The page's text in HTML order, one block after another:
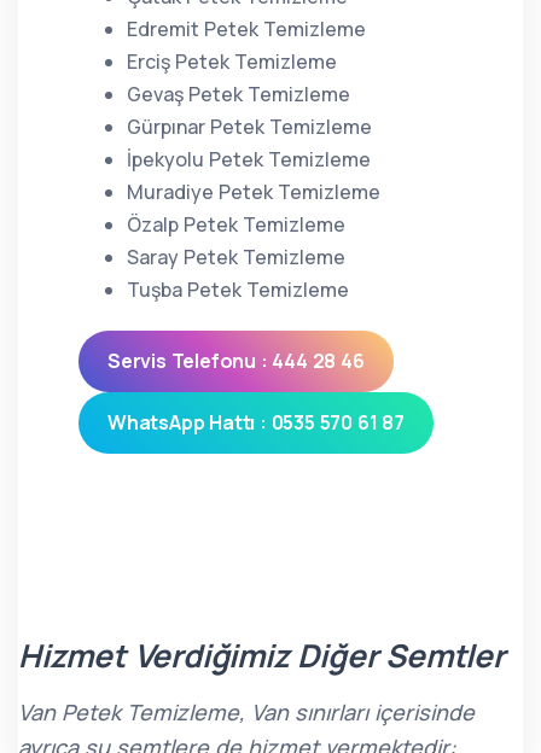
Edremit Petek Temizleme
Erciş Petek Temizleme
Gevaş Petek Temizleme
Gürpınar Petek Temizleme
İpekyolu Petek Temizleme
Muradiye Petek Temizleme
Özalp Petek Temizleme
Saray Petek Temizleme
Tuşba Petek Temizleme
Servis Telefonu : 444 28 46
WhatsApp Hattı : 0535 570 61 87
Hizmet Verdiğimiz Diğer Semtler
Van Petek Temizleme, Van sınırları içerisinde
ayrıca şu semtlere de hizmet vermektedir: